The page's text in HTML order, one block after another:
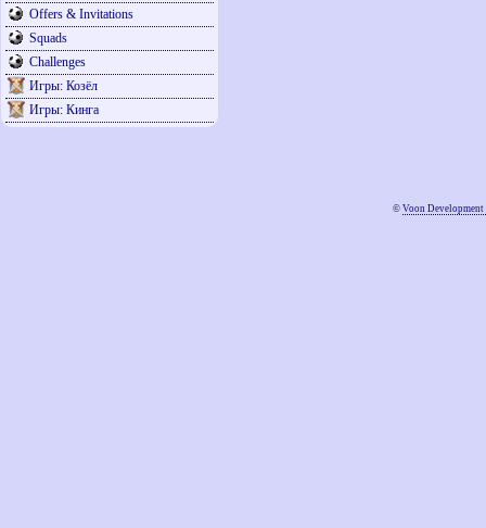
Offers & Invitations
Squads
Challenges
Игры: Козёл
Игры: Кинга
© Voon Development